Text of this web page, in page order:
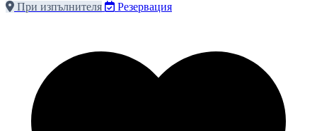
При изпълнителя Резервация